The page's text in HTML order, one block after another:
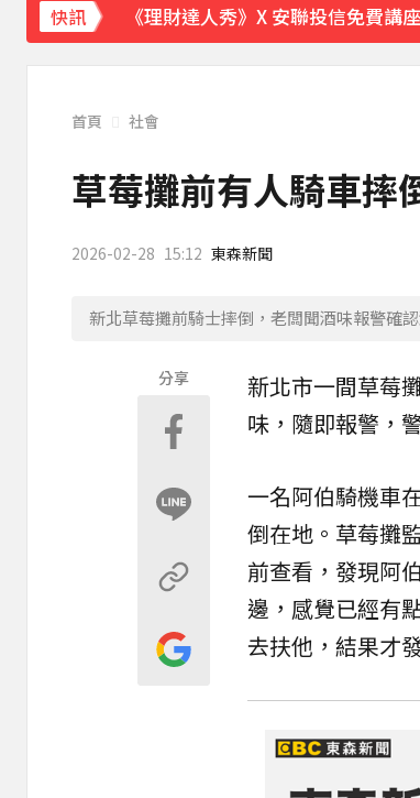
快訊
《理財達人秀》X 安聯投信免費講
首頁 社會
草莓攤前有人騎車摔
2026-02-28 15:12 東森新聞
新北草莓攤前騎士摔倒，老闆聞酒味報警確
分享 新北市一間草莓
味，隨即報警，
一名阿伯騎機車
倒在地。草莓攤
前查看，發現阿
邊，感覺已經有
去扶他，結果才